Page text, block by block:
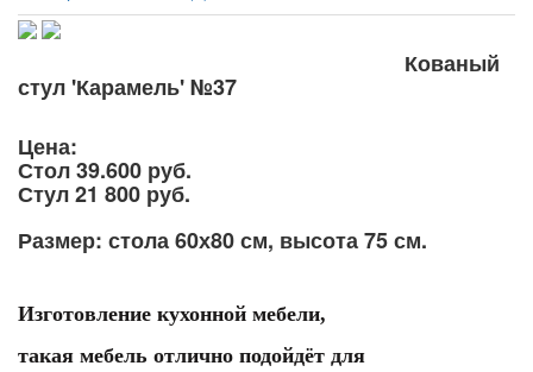
Кованый
стул 'Карамель' №37
Цена:
Стол 39.600 руб.
Стул 21 800 руб.
Размер: стола 60х80 см, высота 75 см.
Изготовление кухонной мебели,
такая мебель отлично подойдёт для